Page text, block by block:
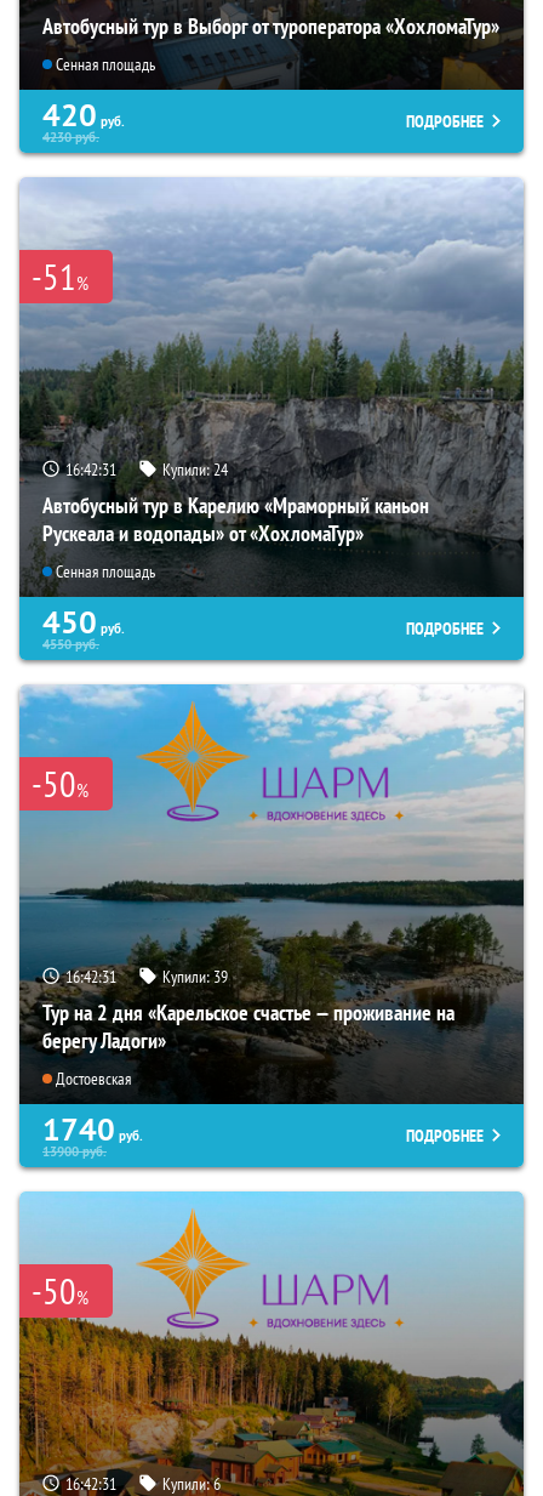
Автобусный тур в Выборг от туроператора «ХохломаТур»
Сенная площадь
420 руб.
4230руб.
ПОДРОБНЕЕ
-51%
16:42:30 Купили:24
Автобусный тур в Карелию «Мраморный каньон
Рускеала и водопады» от «ХохломаТур»
Сенная площадь
450 руб.
4550руб.
ПОДРОБНЕЕ
-50%
16:42:30 Купили:39
Тур на 2 дня «Карельское счастье — проживание на
берегу Ладоги»
Достоевская
1740 руб.
13900руб.
ПОДРОБНЕЕ
-50%
16:42:30 Купили:6